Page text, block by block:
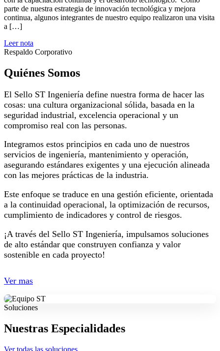
parte de nuestra estrategia de innovación tecnológica y mejora
continua, algunos integrantes de nuestro equipo realizaron una visita
a […]
Leer nota
Respaldo Corporativo
Quiénes Somos
El Sello ST Ingeniería define nuestra forma de hacer las
cosas: una cultura organizacional sólida, basada en la
seguridad industrial, excelencia operacional y un
compromiso real con las personas.
Integramos estos principios en cada uno de nuestros
servicios de ingeniería, mantenimiento y operación,
asegurando estándares exigentes y una ejecución alineada
con las mejores prácticas de la industria.
Este enfoque se traduce en una gestión eficiente, orientada
a la continuidad operacional, la optimización de recursos,
cumplimiento de indicadores y control de riesgos.
¡A través del Sello ST Ingeniería, impulsamos soluciones
de alto estándar que construyen confianza y valor
sostenible en cada proyecto!
Ver mas
Soluciones
Nuestras Especialidades
Ver todas las soluciones